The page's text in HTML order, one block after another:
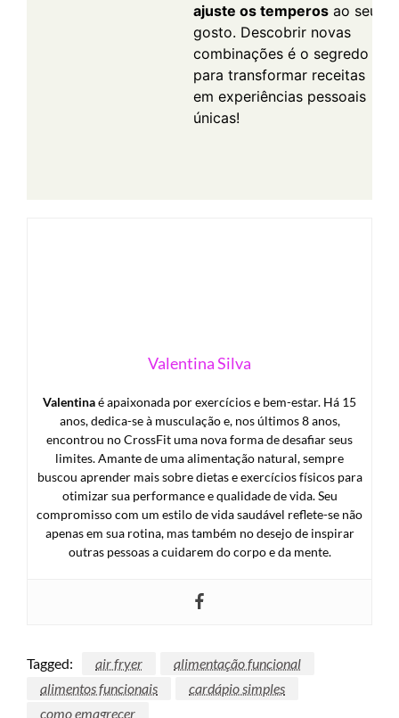
ajuste os temperos ao seu
gosto. Descobrir novas
combinações é o segredo
para transformar receitas
em experiências pessoais
únicas!
Valentina Silva
Valentinaé apaixonada por exercícios e bem-estar. Há 15
anos, dedica-se à musculação e, nos últimos 8 anos,
encontrou no CrossFit uma nova forma de desafiar seus
limites. Amante de uma alimentação natural, sempre
buscou aprender mais sobre dietas e exercícios físicos para
otimizar sua performance e qualidade de vida. Seu
compromisso com um estilo de vida saudável reflete-se não
apenas em sua rotina, mas também no desejo de inspirar
outras pessoas a cuidarem do corpo e da mente.
Tagged: air fryer
alimentação funcional
alimentos funcionais
cardápio simples
como emagrecer